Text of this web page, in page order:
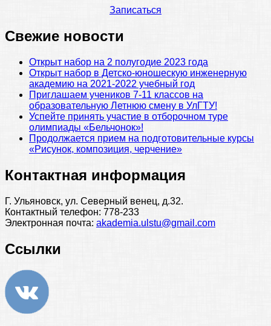
Записаться
Свежие новости
Открыт набор на 2 полугодие 2023 года
Открыт набор в Детско-юношескую инженерную
академию на 2021-2022 учебный год
Приглашаем учеников 7-11 классов на
образовательную Летнюю смену в УлГТУ!
Успейте принять участие в отборочном туре
олимпиады «Бельчонок»!
Продолжается прием на подготовительные курсы
«Рисунок, композиция, черчение»
Контактная информация
Г. Ульяновск, ул. Северный венец, д.32.
Контактный телефон: 778-233
Электронная почта: akademia.ulstu@gmail.com
Ссылки